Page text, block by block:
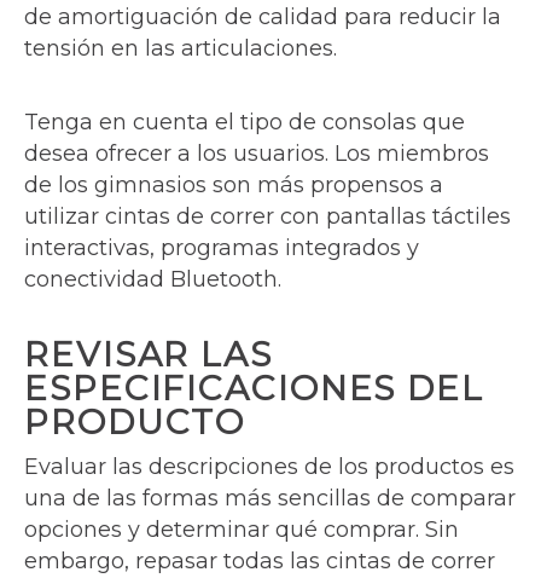
de amortiguación de calidad para reducir la
tensión en las articulaciones.
Tenga en cuenta el tipo de consolas que
desea ofrecer a los usuarios. Los miembros
de los gimnasios son más propensos a
utilizar cintas de correr con pantallas táctiles
interactivas, programas integrados y
conectividad Bluetooth.
REVISAR LAS
ESPECIFICACIONES DEL
PRODUCTO
Evaluar las descripciones de los productos es
una de las formas más sencillas de comparar
opciones y determinar qué comprar. Sin
embargo, repasar todas las cintas de correr